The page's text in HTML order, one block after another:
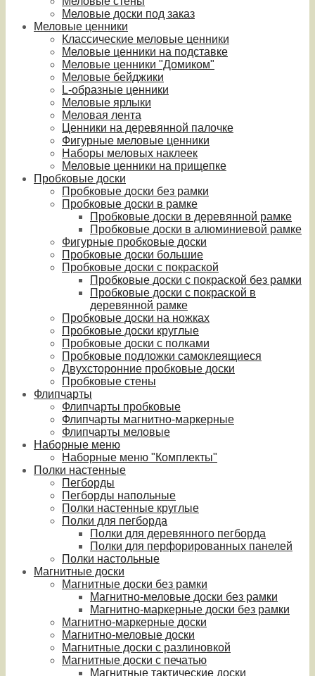
Меловые доски под заказ
Меловые ценники
Классические меловые ценники
Меловые ценники на подставке
Меловые ценники "Домиком"
Меловые бейджики
L-образные ценники
Меловые ярлыки
Меловая лента
Ценники на деревянной палочке
Фигурные меловые ценники
Наборы меловых наклеек
Меловые ценники на прищепке
Пробковые доски
Пробковые доски без рамки
Пробковые доски в рамке
Пробковые доски в деревянной рамке
Пробковые доски в алюминиевой рамке
Фигурные пробковые доски
Пробковые доски большие
Пробковые доски с покраской
Пробковые доски с покраской без рамки
Пробковые доски с покраской в
деревянной рамке
Пробковые доски на ножках
Пробковые доски круглые
Пробковые доски с полками
Пробковые подложки самоклеящиеся
Двухсторонние пробковые доски
Пробковые стены
Флипчарты
Флипчарты пробковые
Флипчарты магнитно-маркерные
Флипчарты меловые
Наборные меню
Наборные меню "Комплекты"
Полки настенные
Пегборды
Пегборды напольные
Полки настенные круглые
Полки для пегборда
Полки для деревянного пегборда
Полки для перфорированных панелей
Полки настольные
Магнитные доски
Магнитные доски без рамки
Магнитно-меловые доски без рамки
Магнитно-маркерные доски без рамки
Магнитно-маркерные доски
Магнитно-меловые доски
Магнитные доски с разлиновкой
Магнитные доски с печатью
Магнитные тактические доски